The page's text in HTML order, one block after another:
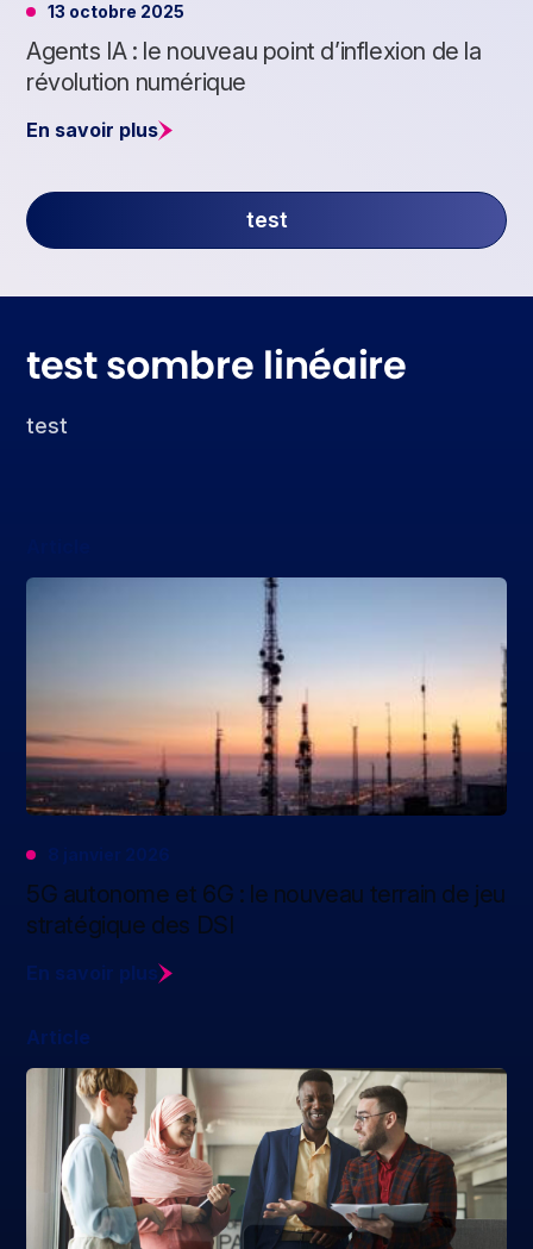
13 octobre 2025
Agents IA : le nouveau point d’inflexion de la
révolution numérique
En savoir plus
test
test sombre linéaire
test
8 janvier 2026
5G autonome et 6G : le nouveau terrain de jeu
stratégique des DSI
En savoir plus
Article